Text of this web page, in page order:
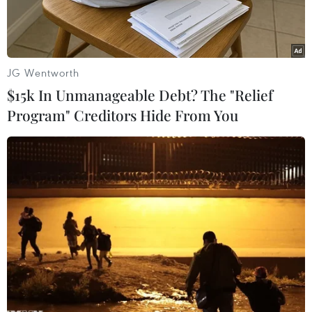
Phát ngôn viên Bộ Ngoại giao Hàn Quốc Cho June-hyuck phát
biểu trong cuộc họp báo tại Seoul, Hàn Quốc. (Ảnh:
EPA/TTXVN)
Hãng thông tấn Yonhap ngày 6/10 dẫn nguồn tin
Bộ Ngoại giao Hàn Quốc cho biết nước này và
JG Wentworth
$15k In Unmanageable Debt? The "Relief
Program" Creditors Hide From You